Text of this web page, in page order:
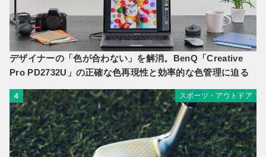
デザイナーの「色が合わない」を解消。BenQ「Creative
Pro PD2732U」の正確な色再現性と効率的な色管理に迫る
4 スポーツ・アウトドア